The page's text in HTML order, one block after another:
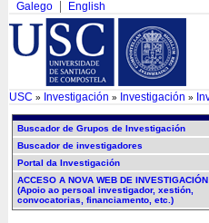
Galego English
USC » Investigación » Investigación »
Buscador de Grupos de Investigación
Buscador de investigadores
Portal da Investigación
ACCESO A NOVA WEB DE INVESTIGACIÓN
(Apoio ao persoal investigador, xestión,
convocatorias, financiamento, etc.)